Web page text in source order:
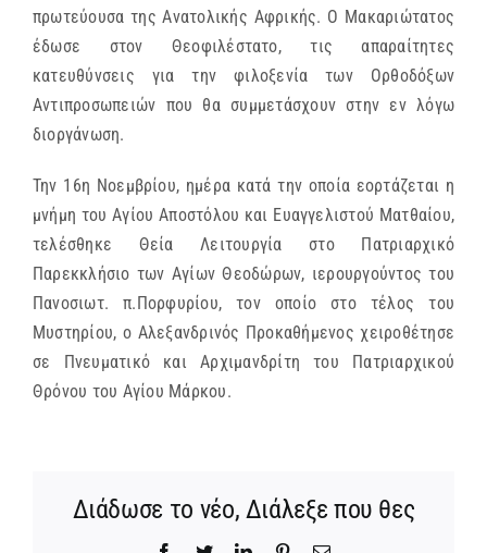
πρωτεύουσα της Ανατολικής Αφρικής. Ο Μακαριώτατος
έδωσε στον Θεοφιλέστατο, τις απαραίτητες
κατευθύνσεις για την φιλοξενία των Ορθοδόξων
Αντιπροσωπειών που θα συμμετάσχουν στην εν λόγω
διοργάνωση.
Την 16η Νοεμβρίου, ημέρα κατά την οποία εορτάζεται η
μνήμη του Αγίου Αποστόλου και Ευαγγελιστού Ματθαίου,
τελέσθηκε Θεία Λειτουργία στο Πατριαρχικό
Παρεκκλήσιο των Αγίων Θεοδώρων, ιερουργούντος του
Πανοσιωτ. π.Πορφυρίου, τον οποίο στο τέλος του
Μυστηρίου, ο Αλεξανδρινός Προκαθήμενος χειροθέτησε
σε Πνευματικό και Αρχιμανδρίτη του Πατριαρχικού
Θρόνου του Αγίου Μάρκου.
Διάδωσε το νέο, Διάλεξε που θες